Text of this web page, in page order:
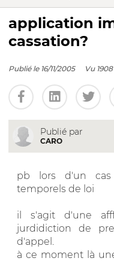
application
cassation?
Publié le 16/11/2005 Vu
Publié par
CARO
pb lors d'un
temporels de loi
il s'agit d'une
jurdidiction de
d'appel.
à ce moment là